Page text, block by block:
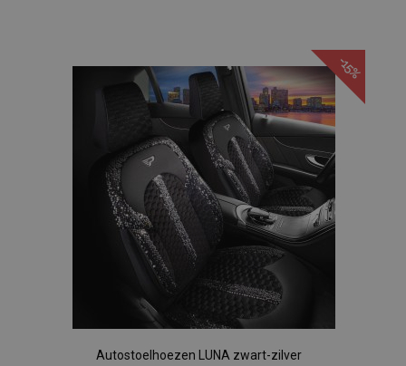
aan
verlanglijst
-15%
Autostoelhoezen LUNA zwart-zilver